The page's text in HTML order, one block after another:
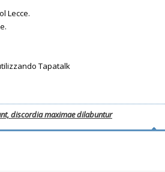
Lecce.
Tapatalk
discordia maximae dilabuntur